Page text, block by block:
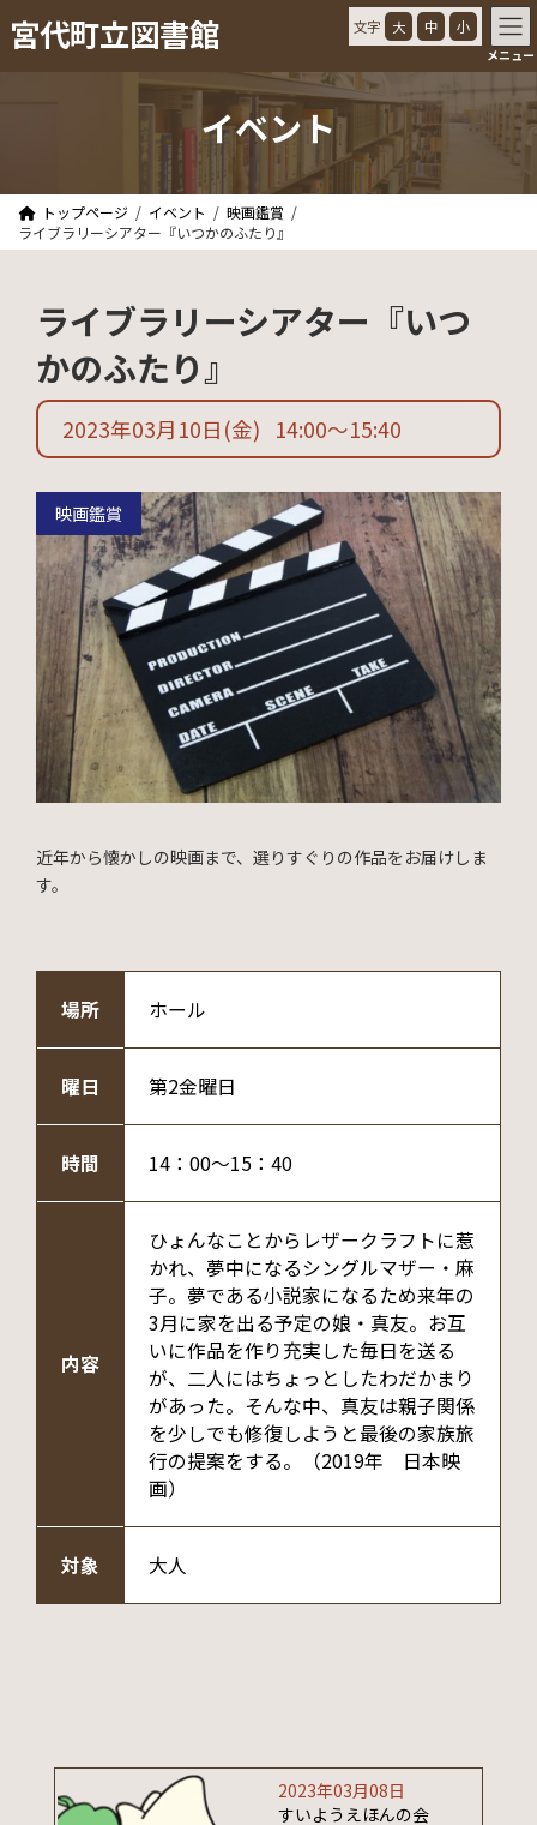
ン
ビ宮代町立図書館 文字 大 中 小
メニュー
イベント
トップページ イベント
映画鑑賞
ライブラリーシアター『いつかのふたり』
ライブラリーシアター『いつ
かのふたり』
2023年03月10日 (金) 14:00〜15:40
映画鑑賞
近年から懐かしの映画まで、選りすぐりの作品をお届けしま
す。
場所 ホール
曜日 第2金曜日
時間 14：00～15：40
内容
ひょんなことからレザークラフトに惹
かれ、夢中になるシングルマザー・麻
子。夢である小説家になるため来年の
3月に家を出る予定の娘・真友。お互
いに作品を作り充実した毎日を送る
が、二人にはちょっとしたわだかまり
があった。そんな中、真友は親子関係
を少しでも修復しようと最後の家族旅
行の提案をする。（2019年 日本映
画）
対象 大人
2023年03月08日
すいようえほんの会